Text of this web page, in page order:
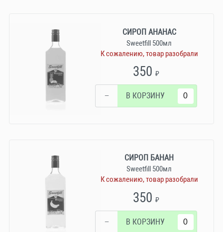
СИРОП АНАНАС
Sweetfill 500мл
К сожалению, товар разобрали
350₽
− В КОРЗИНУ
СИРОП БАНАН
Sweetfill 500мл
К сожалению, товар разобрали
350₽
− В КОРЗИНУ